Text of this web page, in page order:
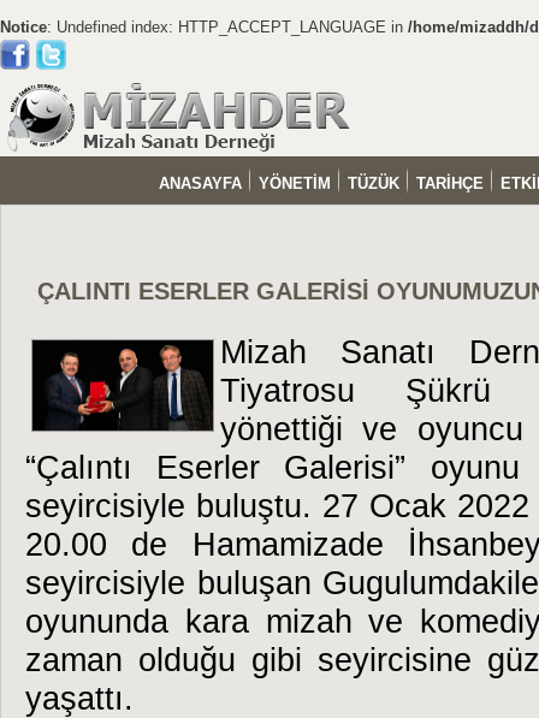
Notice: Undefined index: HTTP_ACCEPT_LANGUAGE in /home/mizaddh/
ANASAYFA YÖNETİM TÜZÜK TARİHÇE
ÇALINTI ESERLER GALERİSİ
Mizah Sanatı
Tiyatrosu Şükrü
yönettiği ve oyuncu
“Çalıntı Eserler Galerisi”
seyircisiyle buluştu. 27 Ocak
20.00 de Hamamizade
seyircisiyle buluşan
oyununda kara mizah ve
zaman olduğu gibi seyircisine
yaşattı.